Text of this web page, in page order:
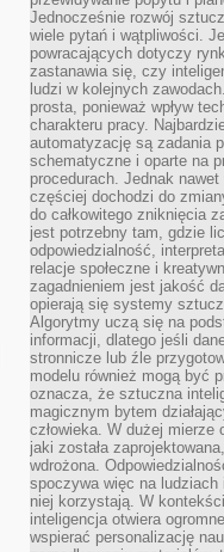
Jednocześnie rozwój
wiele pytań i wątpliwości.
powracających dotyczy
zastanawia się, czy
ludzi w kolejnych
prosta, ponieważ wpływ
charakteru pracy.
automatyzację są zadania
schematyczne i oparte na
procedurach. Jednak
częściej dochodzi do
do całkowitego zniknięcia
jest potrzebny tam, gdzie
odpowiedzialność,
relacje społeczne i
zagadnieniem jest jakość
opierają się systemy
Algorytmy uczą się na
informacji, dlatego jeśli
stronnicze lub źle
modelu również mogą być
oznacza, że sztuczna
magicznym bytem
człowieka. W dużej mierze
jaki została
wdrożona.
spoczywa więc na
niej korzystają. W
inteligencja otwiera
wspierać personalizację